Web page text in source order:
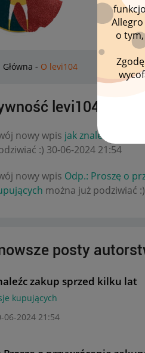
o
O levi104
levi104
nowy wpis jak znaleźc zakup
:) ‎30-06-2024 21:54
nowy wpis Odp.: Proszę o
można już podziwiać :)
posty
zakup sprzed kilku lat
kupujących
06-2024 21:54